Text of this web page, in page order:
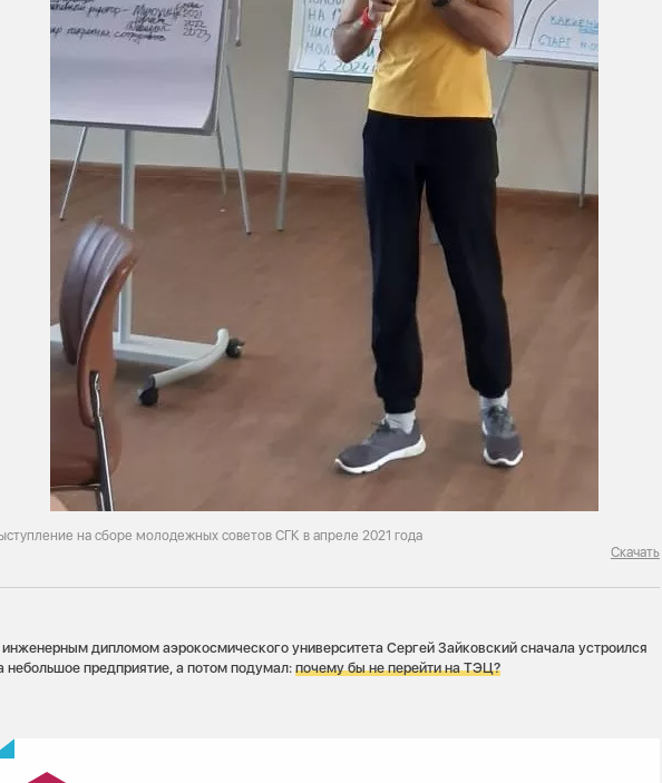
на сборе молодежных советов СГК в апреле 2021 года
Скачать
дипломом аэрокосмического университета Сергей Зайковский сначала устроился
небольшое предприятие, а потом подумал:почему бы не перейти на ТЭЦ?